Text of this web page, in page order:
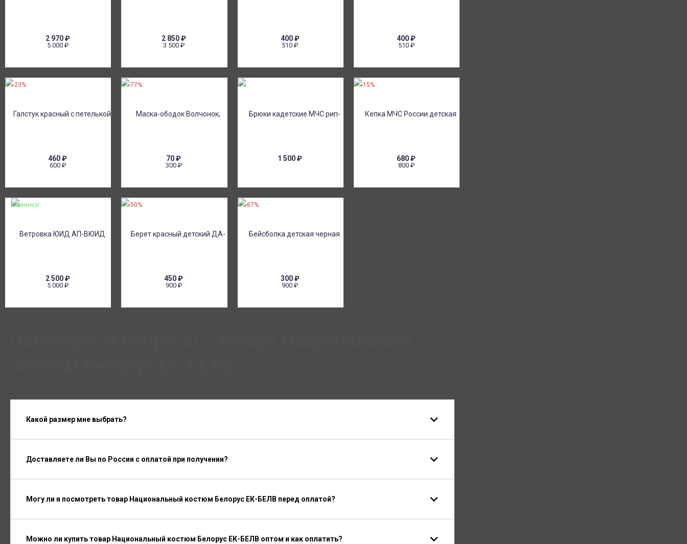
2 970₽
5 000 ₽
2 850₽
3 500 ₽
400₽
510₽
400₽
510 ₽
460₽
600 ₽
-23%
70₽
300 ₽
-77%
1 500₽ 680₽
800 ₽
-15%
2 500₽
5 000 ₽
Новинка!
450₽
900 ₽
-50%
300₽
900₽
-67%
Какой размер мне выбрать?
Доставляете ли Вы по России с оплатой при получении?
Могу ли я посмотреть товар Национальный костюм Белорус ЕК-БЕЛВ перед оплатой?
Можно ли купить товар Национальный костюм Белорус ЕК-БЕЛВ оптом и как оплатить?